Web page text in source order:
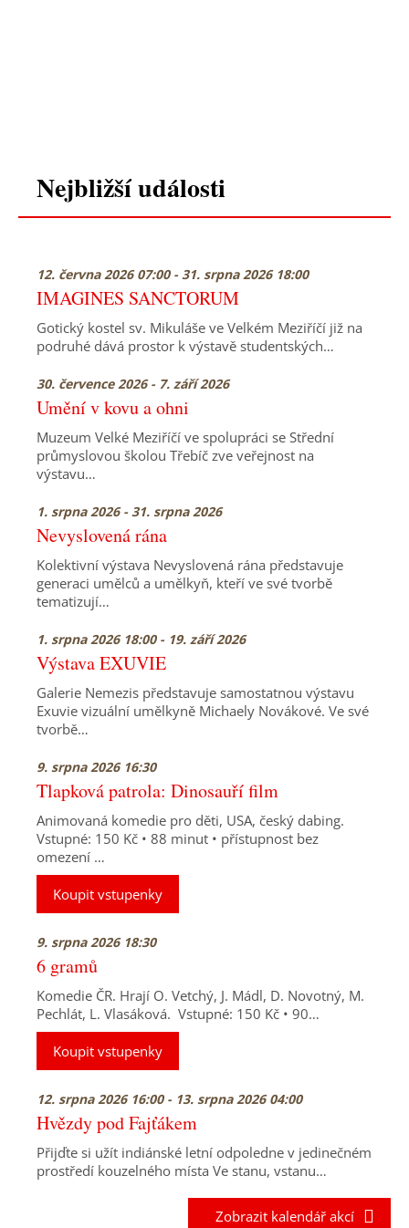
Nejbližší události
12. června 2026 07:00 - 31. srpna 2026 18:00
IMAGINES SANCTORUM
Gotický kostel sv. Mikuláše ve Velkém Meziříčí již na
podruhé dává prostor k výstavě studentských…
30. července 2026 - 7. září 2026
Umění v kovu a ohni
Muzeum Velké Meziříčí ve spolupráci se Střední
průmyslovou školou Třebíč zve veřejnost na
výstavu…
1. srpna 2026 - 31. srpna 2026
Nevyslovená rána
Kolektivní výstava Nevyslovená rána představuje
generaci umělců a umělkyň, kteří ve své tvorbě
tematizují…
1. srpna 2026 18:00 - 19. září 2026
Výstava EXUVIE
Galerie Nemezis představuje samostatnou výstavu
Exuvie vizuální umělkyně Michaely Novákové. Ve své
tvorbě…
9. srpna 2026 16:30
Tlapková patrola: Dinosauří film
Animovaná komedie pro děti, USA, český dabing.
Vstupné: 150 Kč • 88 minut • přístupnost bez
omezení …
Koupit vstupenky
9. srpna 2026 18:30
6 gramů
Komedie ČR. Hrají O. Vetchý, J. Mádl, D. Novotný, M.
Pechlát, L. Vlasáková. Vstupné: 150 Kč • 90…
Koupit vstupenky
12. srpna 2026 16:00 - 13. srpna 2026 04:00
Hvězdy pod Fajťákem
Přijďte si užít indiánské letní odpoledne v jedinečném
prostředí kouzelného místa Ve stanu, vstanu…
Zobrazit kalendář akcí